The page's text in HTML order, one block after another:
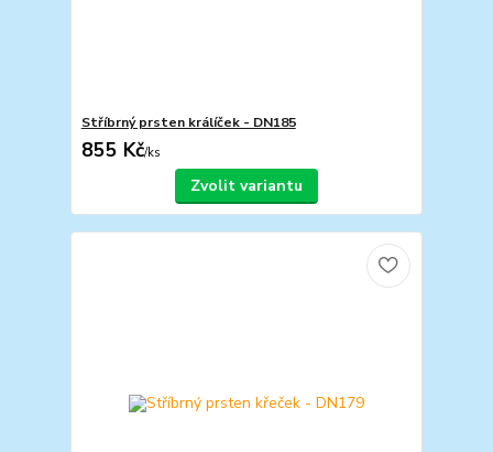
Stříbrný prsten králíček - DN185
855 Kč/ks
Zvolit variantu